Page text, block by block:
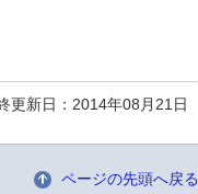
更新日：2014年08月21日
ページの先頭へ戻る